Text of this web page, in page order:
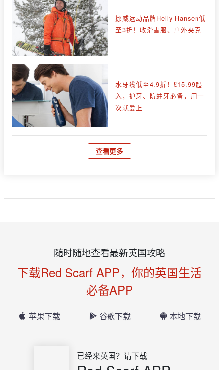
挪威运动品牌Helly Hansen低
至3折！收滑雪服、户外夹克
水牙线低至4.9折！£15.99起
入，护牙、防蛀牙必备，用一
次就爱上
查看更多
随时随地查看最新英国攻略
下载Red Scarf APP，你的英国生活
必备APP
苹果下载 谷歌下载 本地下载
已经来英国？请下载